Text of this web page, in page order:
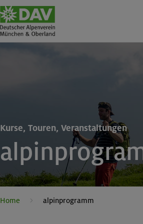
Kurse, Touren, Veranstaltungen
Home alpinprogramm